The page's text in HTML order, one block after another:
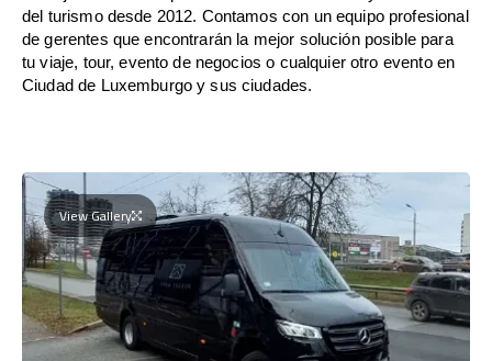
del turismo desde 2012. Contamos con un equipo profesional
de gerentes que encontrarán la mejor solución posible para
tu viaje, tour, evento de negocios o cualquier otro evento en
Ciudad de Luxemburgo y sus ciudades.
View Gallery